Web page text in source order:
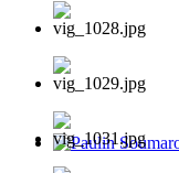
Paulin Soumarou